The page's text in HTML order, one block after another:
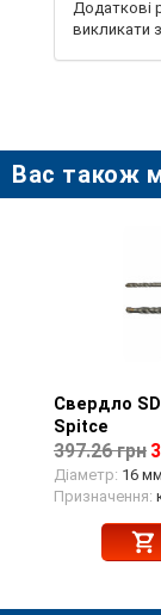
Додаткові
викликати
витрату
Особлива
зменшують
головку.
твердих
камені,
Вас також
Свердло
Spitce
397.26 грн
Діаметр: 16 мм
Призначення: